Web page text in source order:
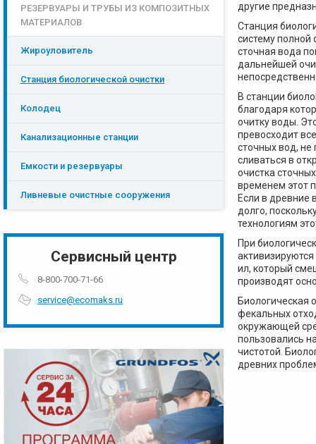
другие
Станция
систему
сточная вода
дальнейшей
В станции
благодаря
очитку воды.
превосходит
сточных вод,
сливаться в
очистка
временем этот
Если в древние
долго,
технологиям
При
ил, который
производят
Биологическая
фекальных
окружающей
пользовались
чистотой.
древних
РЕЗЕРВУАРЫ И ТРУБЫ ИЗ КОМПОЗИТНЫХ
МАТЕРИАЛОВ
Жироуловитель
Станция биологической очистки
Колодец
Канализационные станции
Емкости и резервуары
Ливневые очистные сооружения
Сервисный центр
8-800-700-71-66
service@ecomaks.ru